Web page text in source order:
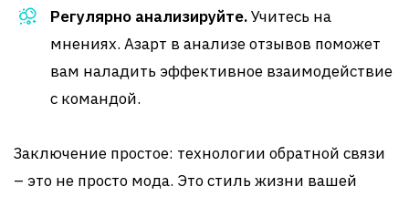
Регулярно анализируйте.Учитесь на
мнениях. Азарт в анализе отзывов поможет
вам наладить эффективное взаимодействие
с командой.
Заключение простое: технологии обратной связи
– это не просто мода. Это стиль жизни вашей